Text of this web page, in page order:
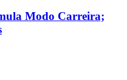
Modo Carreira;